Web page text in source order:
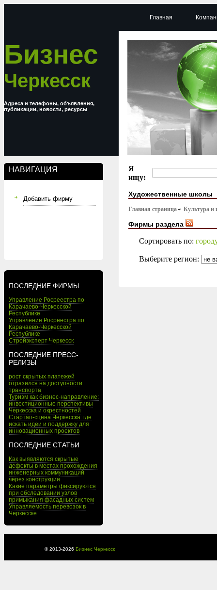
Бизнес
Черкесск
Адреса и телефоны, объявления,
публикации, новости, ресурсы
НАВИГАЦИЯ
Добавить фирму
ПОСЛЕДНИЕ ФИРМЫ
Управление Росреестра по
Карачаево-Черкесской
Республике
Управление Росреестра по
Карачаево-Черкесской
Республике
Стройэксперт Черкесск
ПОСЛЕДНИЕ ПРЕСС-
РЕЛИЗЫ
рост скрытых платежей
отразился на доступности
транспорта
Туризм как бизнес-направление:
инвестиционные перспективы
Черкесска и окрестностей
Стартап-сцена Черкесска: где
искать идеи и поддержку для
инновационных проектов
ПОСЛЕДНИЕ СТАТЬИ
Как выявляются скрытые
дефекты в местах прохождения
инженерных коммуникаций
через конструкции
Какие параметры фиксируются
при обследовании узлов
примыкания фасадных систем
Управляемость перевозок в
Черкесске
Главная
Я
ищу:
Художественные школы
Главная страница Культура и
Фирмы раздела
Сортировать по:
Выберите регион:
© 2013-2026 Бизнес Черкесск